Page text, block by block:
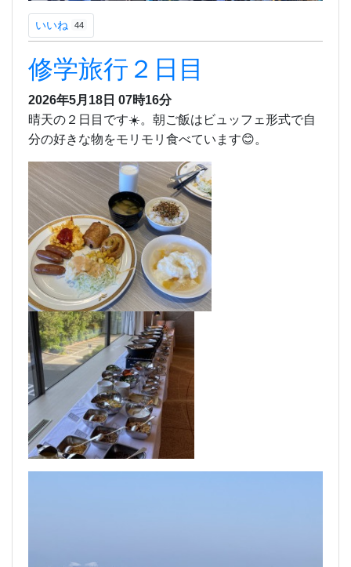
いいね 44
修学旅行２日目
2026年5月18日 07時16分
晴天の２日目です☀️。朝ご飯はビュッフェ形式で自
分の好きな物をモリモリ食べています😊。